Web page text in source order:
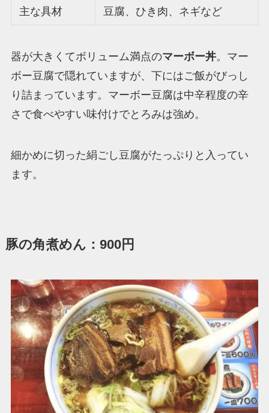
主な具材 豆腐、ひき肉、ネギなど
器が大きくてボリューム満点のマーボー丼。マー
ボー豆腐で隠れていますが、下にはご飯がびっし
り詰まっています。マーボー豆腐は中辛程度の辛
さで食べやすい味付けでとろみは強め。
細かめに切った絹ごし豆腐がたっぷりと入ってい
ます。
豚の角煮めん：900円